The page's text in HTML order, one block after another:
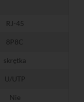
RJ-45
8P8C
skrętka
U/UTP
Nie